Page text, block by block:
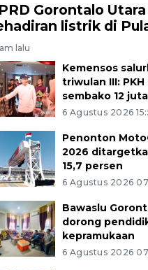
Gorontalo
listrik di
lalu
Kemensos
triwulan III: PKH
sembako 12 juta
6 Agustus 2026
Penonton
2026
15,7 persen
6 Agustus 2026
Bawaslu
dorong
kepramukaan
6 Agustus 2026